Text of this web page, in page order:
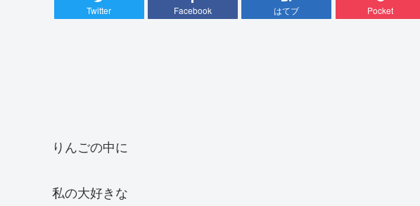
Twitter Facebook はてブ Pocket
りんごの中に
私の大好きな